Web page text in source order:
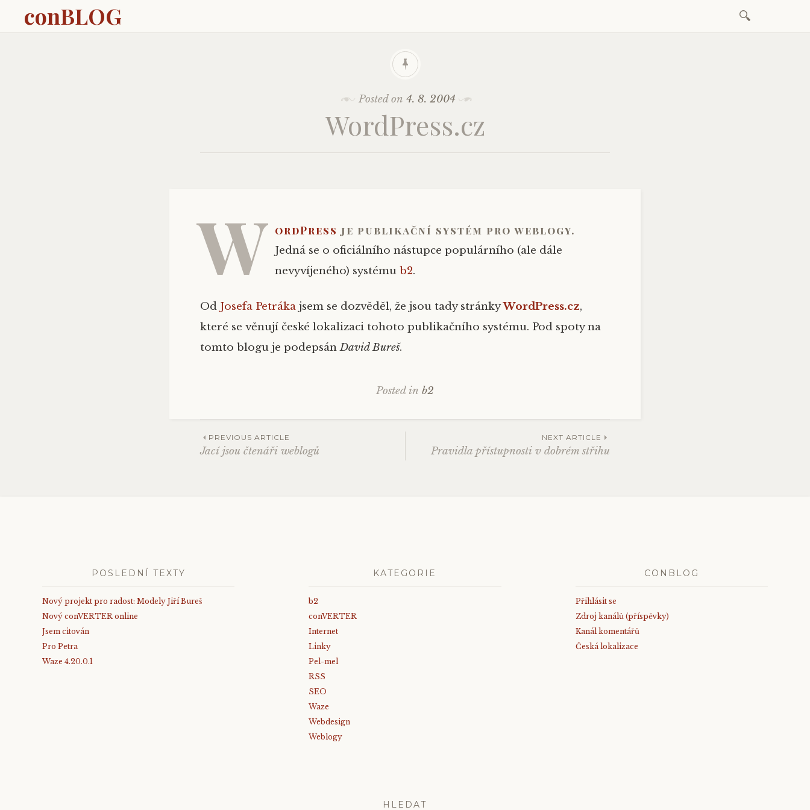
conBLOG
Skip
to
Posted on 4. 8. 2004
WordPress.cz
W ordPress je publikační systém pro weblogy.
Jedná se o oficiálního nástupce populárního (ale dále
nevyvíjeného) systému b2.
Od Josefa Petráka jsem se dozvěděl, že jsou tady stránkyWordPress.cz,
které se věnují české lokalizaci tohoto publikačního systému. Pod spoty na
tomto blogu je podepsánDavid Bureš.
Posted in b2
Post
PREVIOUS ARTICLE
Jací jsou čtenáři weblogů
NEXT ARTICLE
Pravidla přístupnosti v dobrém střihu
POSLEDNÍ TEXTY
Nový projekt pro radost: Modely Jiří Bureš
Nový conVERTER online
Jsem citován
Pro Petra
Waze 4.20.0.1
KATEGORIE
b2
conVERTER
Internet
Linky
Pel-mel
RSS
SEO
Waze
Webdesign
Weblogy
HLEDAT
CONBLOG
Přihlásit se
Zdroj kanálů (příspěvky)
Kanál komentářů
Česká lokalizace